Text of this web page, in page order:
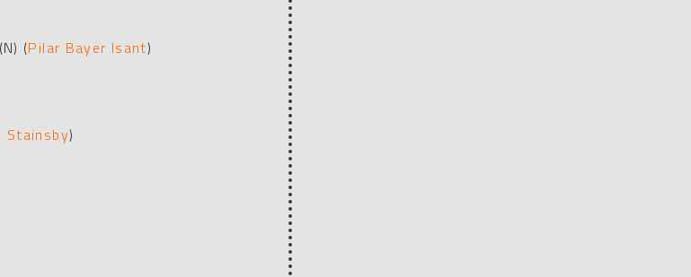
(Pilar Bayer Isant)
Stainsby)